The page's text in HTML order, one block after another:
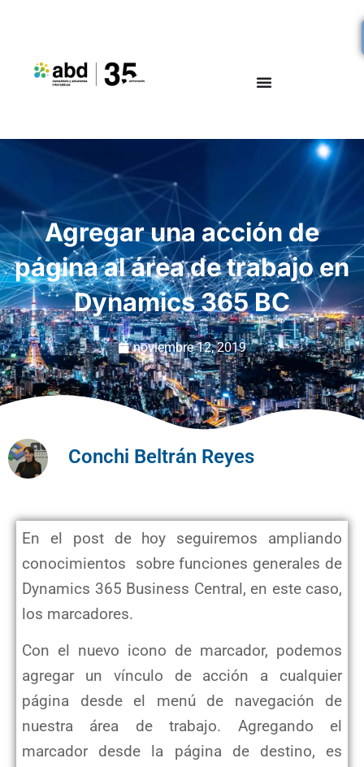
Agregar una acción de
página al área de trabajo en
Dynamics 365 BC
noviembre 12, 2019
Conchi Beltrán Reyes
En el post de hoy seguiremos ampliando
conocimientos sobre funciones generales de
Dynamics 365 Business Central, en este caso,
los marcadores.
Con el nuevo icono de marcador, podemos
agregar un vínculo de acción a cualquier
página desde el menú de navegación de
nuestra área de trabajo. Agregando el
marcador desde la página de destino, es